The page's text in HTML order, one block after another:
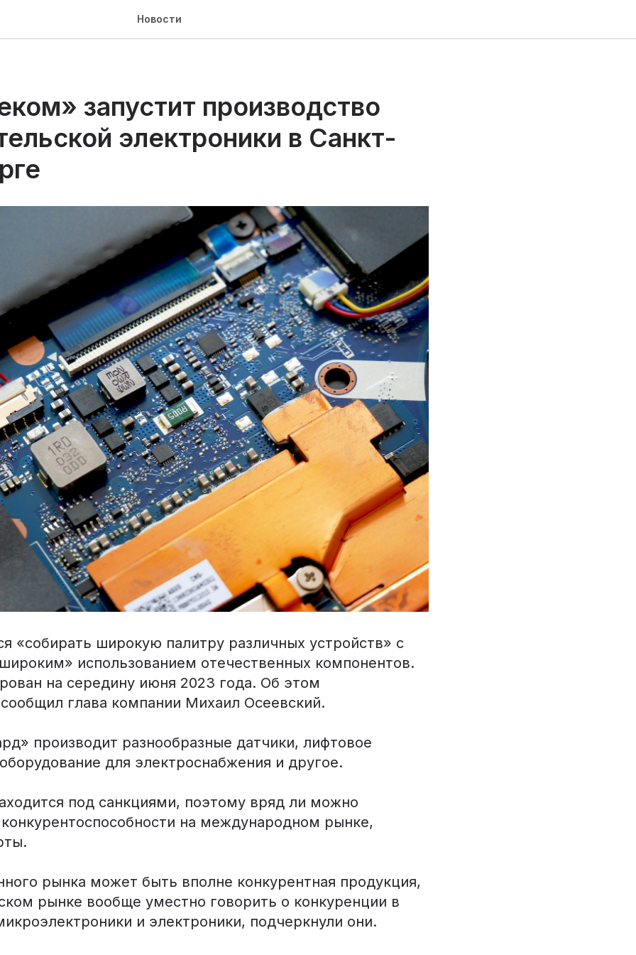
Новости
запустит производство
электроники в Санкт-
«собирать широкую палитру различных устройств» с
использованием отечественных компонентов.
на середину июня 2023 года. Об этом
глава компании Михаил Осеевский.
производит разнообразные датчики, лифтовое
для электроснабжения и другое.
под санкциями, поэтому вряд ли можно
конкурентоспособности на международном рынке,
рынка может быть вполне конкурентная продукция,
рынке вообще уместно говорить о конкуренции в
и электроники, подчеркнули они.